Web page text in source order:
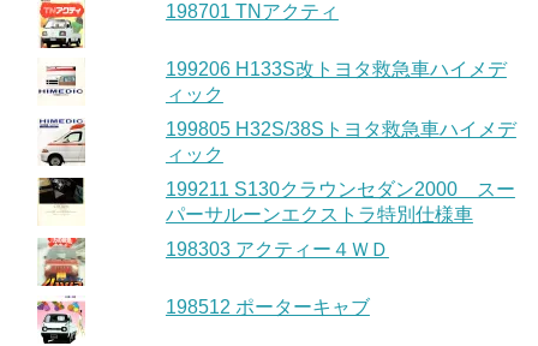
198701 TNアクティ
199206 H133S改トヨタ救急車ハイメデ
ィック
199805 H32S/38Sトヨタ救急車ハイメデ
ィック
199211 S130クラウンセダン2000 スー
パーサルーンエクストラ特別仕様車
198303 アクティー４ＷＤ
198512 ポーターキャブ